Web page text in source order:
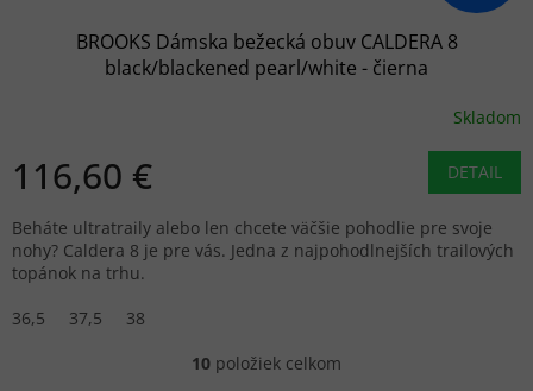
BROOKS Dámska bežecká obuv CALDERA 8
black/blackened pearl/white - čierna
Skladom
116,60 € DETAIL
Beháte ultratraily alebo len chcete väčšie pohodlie pre svoje
nohy? Caldera 8 je pre vás. Jedna z najpohodlnejších trailových
topánok na trhu.
36,5
37,5 38
O
10 položiek celkom